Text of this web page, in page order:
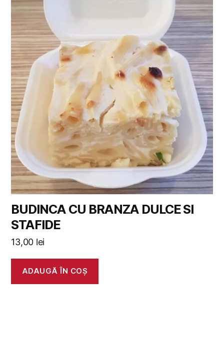
BUDINCA CU BRANZA DULCE SI
STAFIDE
13,00 lei
ADAUGĂ ÎN COȘ